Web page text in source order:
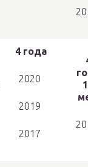
4 года
2020
2019
2017